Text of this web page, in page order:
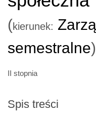
(kierunek:
semestralne)
II stopnia
Spis treści